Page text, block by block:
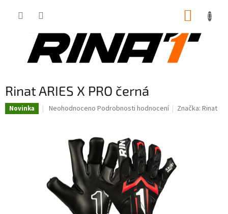
Rinat ARIES X PRO černá
Novinka
Průměrné
hvězdiček.
Neohodnoceno Podrobnosti hodnocení Značka:Rinat